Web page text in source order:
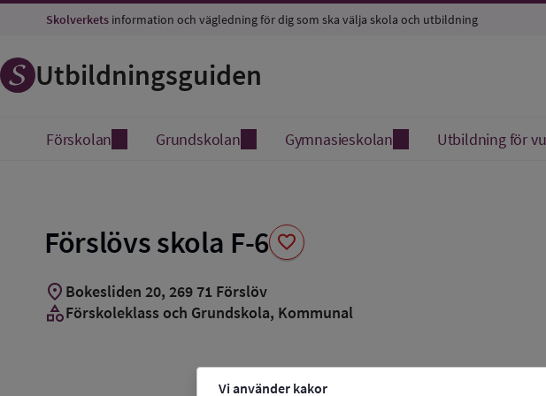
Vi använder kakor
Skolverkets information och vägledning för dig som ska välja skola och utbildning
Utbildningsguiden
Förskolan Grundskolan Gymnasieskolan Utbildning för
Förslövs skola F-6 favorite
Spara
location_on Bokesliden 20, 269 71 Förslöv
categoryFörskoleklass och Grundskola, Kommunal